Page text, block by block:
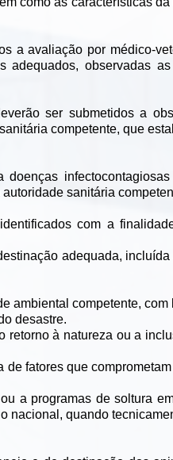
a avaliação por médico-
observadas
ser submetidos a
competente, que
sanitária
com a
adequada,
ambiental competente,
desastre.
retorno à natureza ou a
fatores que
a programas de soltura
nacional, quando